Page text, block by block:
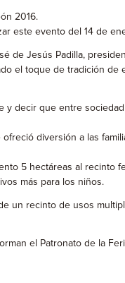
2016.
este evento del 14 de
de Jesús Padilla,
el toque de tradición de
decir que entre
diversión a las
5 hectáreas al recinto
más para los niños.
un recinto de usos
el Patronato de la